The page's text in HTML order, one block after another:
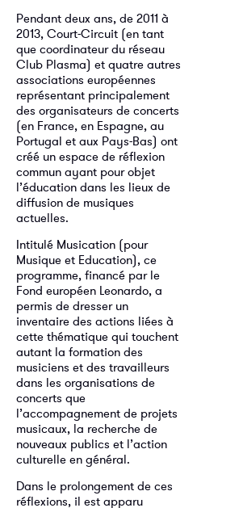
Pendant deux ans, de 2011 à
2013, Court-Circuit (en tant
que coordinateur du réseau
Club Plasma) et quatre autres
associations européennes
représentant principalement
des organisateurs de concerts
(en France, en Espagne, au
Portugal et aux Pays-Bas) ont
créé un espace de réflexion
commun ayant pour objet
l’éducation dans les lieux de
diffusion de musiques
actuelles.
Intitulé Musication (pour
Musique et Education), ce
programme, financé par le
Fond européen Leonardo, a
permis de dresser un
inventaire des actions liées à
cette thématique qui touchent
autant la formation des
musiciens et des travailleurs
dans les organisations de
concerts que
l’accompagnement de projets
musicaux, la recherche de
nouveaux publics et l’action
culturelle en général.
Dans le prolongement de ces
réflexions, il est apparu